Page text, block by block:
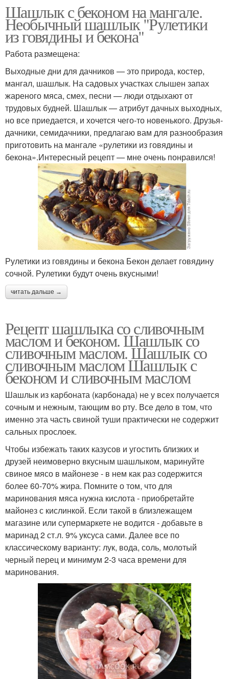
Шашлык с беконом на мангале.
Необычный шашлык "Рулетики
из говядины и бекона"
Работа размещена:
Выходные дни для дачников — это природа, костер,
мангал, шашлык. На садовых участках слышен запах
жареного мяса, смех, песни — люди отдыхают от
трудовых будней. Шашлык — атрибут дачных выходных,
но все приедается, и хочется чего-то новенького. Друзья-
дачники, семидачники, предлагаю вам для разнообразия
приготовить на мангале «рулетики из говядины и
бекона».Интересный рецепт — мне очень понравился!
Рулетики из говядины и бекона Бекон делает говядину
сочной. Рулетики будут очень вкусными!
читать дальше →
Рецепт шашлыка со сливочным
маслом и беконом. Шашлык со
сливочным маслом. Шашлык со
сливочным маслом Шашлык с
беконом и сливочным маслом
Шашлык из карбоната (карбонада) не у всех получается
сочным и нежным, тающим во рту. Все дело в том, что
именно эта часть свиной туши практически не содержит
сальных прослоек.
Чтобы избежать таких казусов и угостить близких и
друзей неимоверно вкусным шашлыком, маринуйте
свиное мясо в майонезе - в нем как раз содержится
более 60-70% жира. Помните о том, что для
маринования мяса нужна кислота - приобретайте
майонез с кислинкой. Если такой в близлежащем
магазине или супермаркете не водится - добавьте в
маринад 2 ст.л. 9% уксуса сами. Далее все по
классическому варианту: лук, вода, соль, молотый
черный перец и минимум 2-3 часа времени для
маринования.